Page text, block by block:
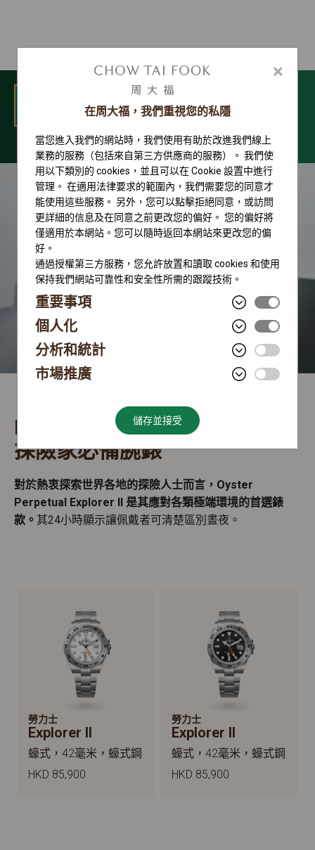
選單
勞力士腕錶系列
Rolex Explorer II
探險家必備腕錶
對於熱衷探索世界各地的探險人士而言，Oyster
Perpetual Explorer II 是其應對各類極端環境的首選錶
款。 其24小時顯示讓佩戴者可清楚區別晝夜。
勞力士
Explorer II
蠔式，42毫米，蠔式鋼
HKD 85,900
勞力士
Explorer II
蠔式，42毫米，蠔式鋼
HKD 85,900
×
在周大福，我們重視您的私隱
當您進入我們的網站時，我們使用有助於改進我們線上
業務的服務（包括來自第三方供應商的服務）。 我們使
用以下類別的 cookies，並且可以在 Cookie 設置中進行
管理。 在適用法律要求的範圍內，我們需要您的同意才
能使用這些服務。 另外，您可以點擊拒絕同意，或訪問
更詳細的信息及在同意之前更改您的偏好。 您的偏好將
僅適用於本網站。您可以隨時返回本網站來更改您的偏
好。
通過授權第三方服務，您允許放置和讀取 cookies 和使用
保持我們網站可靠性和安全性所需的跟蹤技術。
重要事項
個人化
分析和統計
市場推廣
儲存並接受